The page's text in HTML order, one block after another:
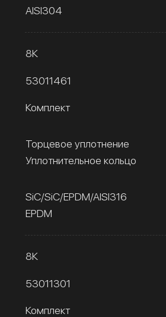
AISI304
8К
53011461
Комплект
Торцевое уплотнение
Уплотнительное кольцо
SiC/SiC/EPDM/AISI316
EPDM
8К
53011301
Комплект